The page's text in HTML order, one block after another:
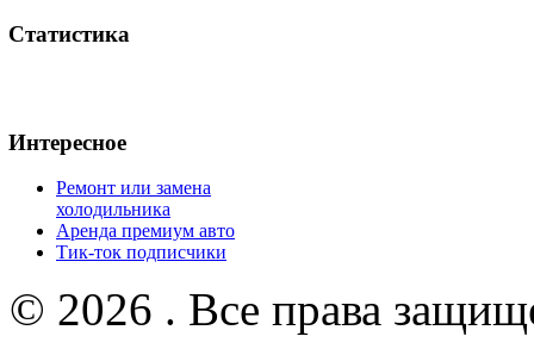
Статистика
Интересное
Ремонт или замена
холодильника
Аренда премиум авто
Тик-ток подписчики
© 2026 . Все права